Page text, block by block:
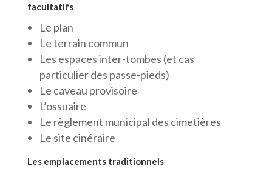
facultatifs
Le plan
Le terrain commun
Les espaces inter-tombes (et cas
particulier des passe-pieds)
Le caveau provisoire
L’ossuaire
Le règlement municipal des cimetières
Le site cinéraire
Les emplacements traditionnels